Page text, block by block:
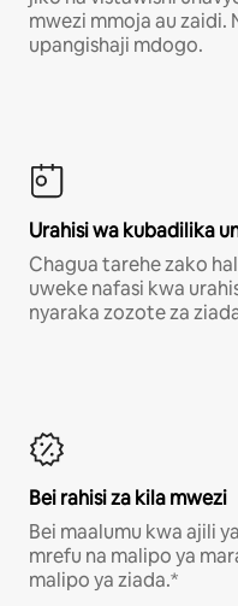
mwezi mmoja au zaidi.
upangishaji mdogo.
Urahisi wa kubadilika
Chagua tarehe zako
uweke nafasi kwa
nyaraka zozote za
Bei rahisi za kila mwezi
Bei maalumu kwa ajili
mrefu na malipo ya
malipo ya ziada.*